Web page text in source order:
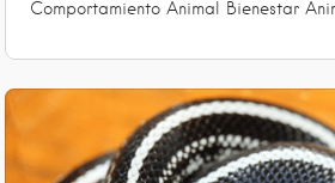
Comportamiento Animal Bienestar